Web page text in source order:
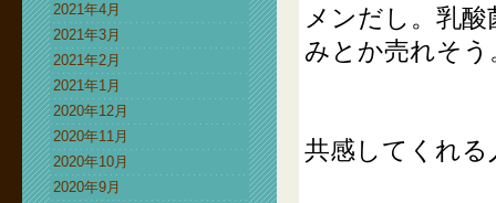
2021年4月
2021年3月
2021年2月
2021年1月
2020年12月
2020年11月
2020年10月
2020年9月
メンだし。乳
みとか売れそう
共感してくれ